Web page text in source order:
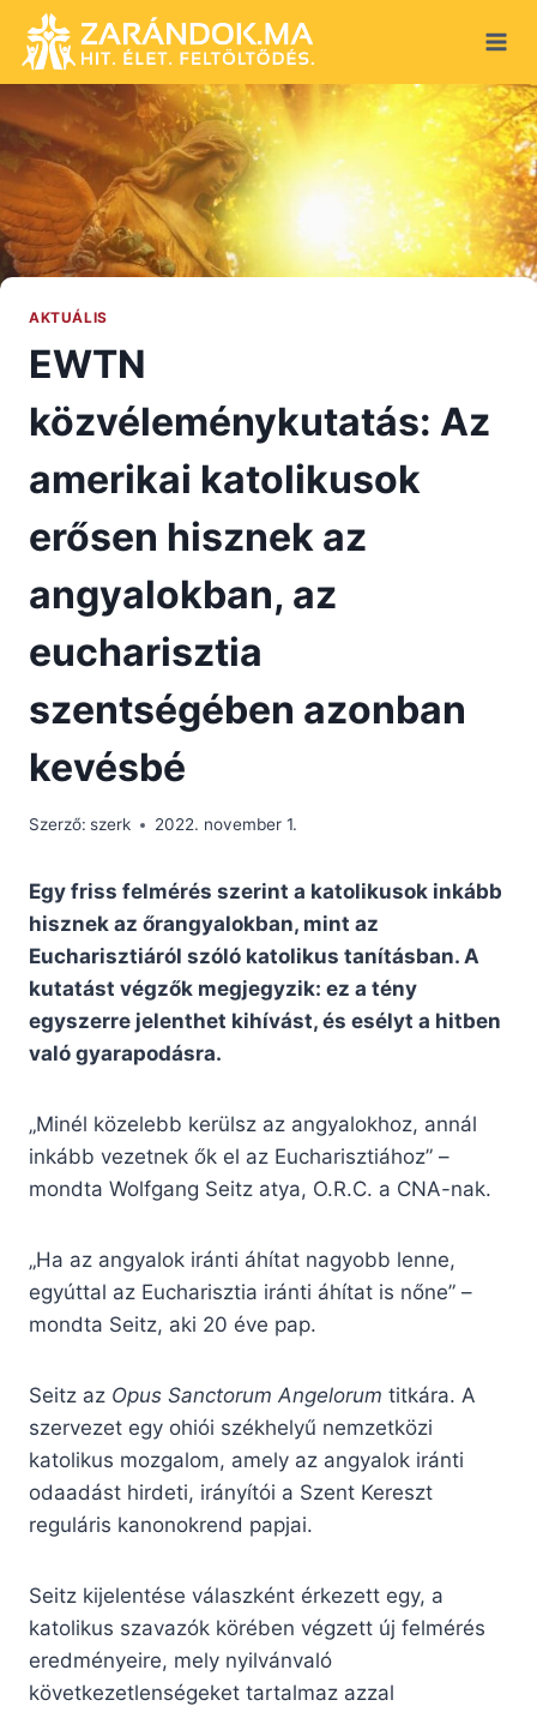
content
AKTUÁLIS
EWTN
közvéleménykutatás: Az
amerikai katolikusok
erősen hisznek az
angyalokban, az
eucharisztia
szentségében azonban
kevésbé
Szerző: szerk 2022. november 1.
Egy friss felmérés szerint a katolikusok inkább
hisznek az őrangyalokban, mint az
Eucharisztiáról szóló katolikus tanításban. A
kutatást végzők megjegyzik: ez a tény
egyszerre jelenthet kihívást, és esélyt a hitben
való gyarapodásra.
„Minél közelebb kerülsz az angyalokhoz, annál
inkább vezetnek ők el az Eucharisztiához” –
mondta Wolfgang Seitz atya, O.R.C. a CNA-nak.
„Ha az angyalok iránti áhítat nagyobb lenne,
egyúttal az Eucharisztia iránti áhítat is nőne” –
mondta Seitz, aki 20 éve pap.
Seitz az Opus Sanctorum Angelorum titkára. A
szervezet egy ohiói székhelyű nemzetközi
katolikus mozgalom, amely az angyalok iránti
odaadást hirdeti, irányítói a Szent Kereszt
reguláris kanonokrend papjai.
Seitz kijelentése válaszként érkezett egy, a
katolikus szavazók körében végzett új felmérés
eredményeire, mely nyilvánvaló
következetlenségeket tartalmaz azzal